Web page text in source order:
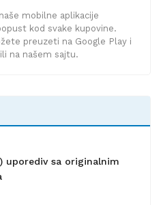
mobilne aplikacije
kod svake kupovine.
preuzeti na Google Play i
na našem sajtu.
uporediv sa originalnim